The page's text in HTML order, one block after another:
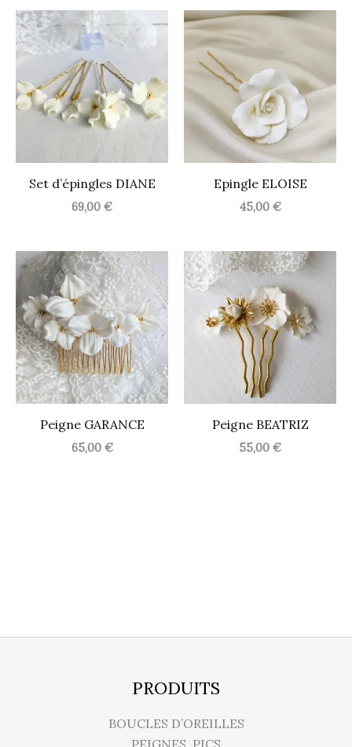
Set d’épingles DIANE
69,00 €
Epingle ELOISE
45,00 €
Peigne GARANCE
65,00 €
Peigne BEATRIZ
55,00 €
PRODUITS
BOUCLES D’OREILLES